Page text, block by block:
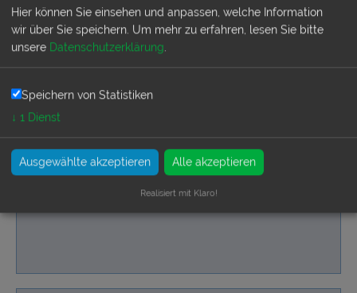
Allgemeine Ausstattung
Internetanschluss, kostenlos
Badezimmer
Hier können Sie einsehen und anpassen, welche Information
wir über Sie speichern. Um mehr zu erfahren, lesen Sie bitte
unsere Datenschutzerklärung
Speichern von Statistiken
↓ 1 Dienst
Ausgewählte akzeptieren Alle akzeptieren
Realisiert mit Klaro!